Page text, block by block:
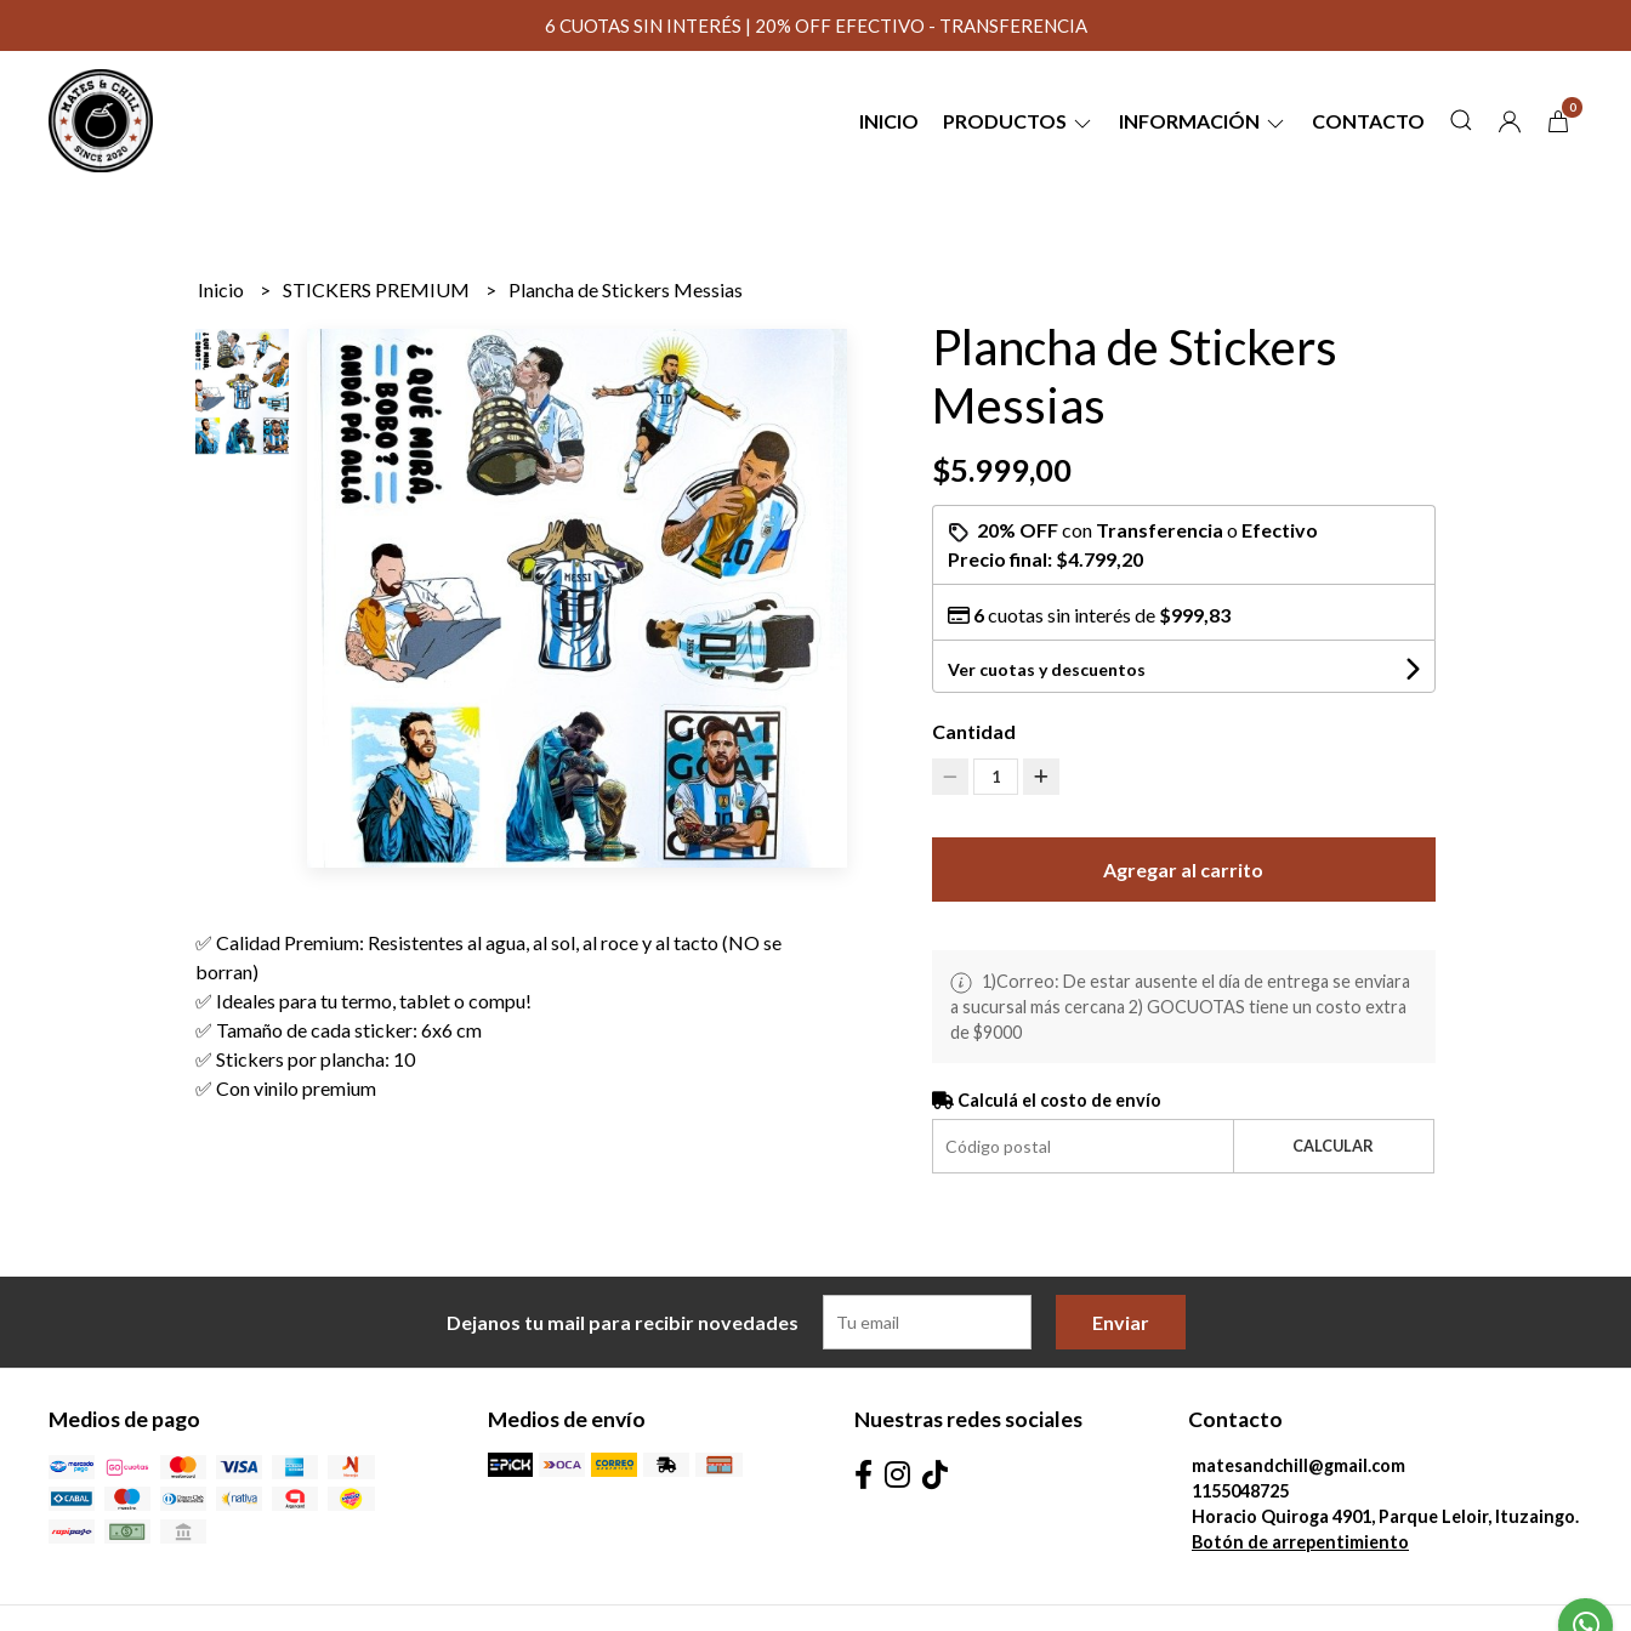
6 CUOTAS SIN INTERÉS | 20% OFF EFECTIVO - TRANSFERENCIA
INICIO PRODUCTOS INFORMACIÓN CONTACTO
0
Inicio STICKERS PREMIUM Plancha de Stickers Messias
✅ Calidad Premium: Resistentes al agua, al sol, al roce y al tacto (NO se
borran)
✅ Ideales para tu termo, tablet o compu!
✅ Tamaño de cada sticker: 6x6 cm
✅ Stickers por plancha: 10
✅ Con vinilo premium
Plancha de Stickers
Messias
$5.999,00
20% OFFcon Transferencia o Efectivo
Precio final: $4.799,20
6cuotas sin interés de $999,83
Ver cuotas y descuentos
Cantidad
1
Agregar al carrito
1)Correo: De estar ausente el día de entrega se enviara
a sucursal más cercana 2) GOCUOTAS tiene un costo extra
de $9000
Calculá el costo de envío
CALCULAR
Dejanos tu mail para recibir novedades Enviar
Medios de pago Medios de envío Nuestras redes sociales Contacto
matesandchill@gmail.com
1155048725
Horacio Quiroga 4901, Parque Leloir, Ituzaingo.
Botón de arrepentimiento